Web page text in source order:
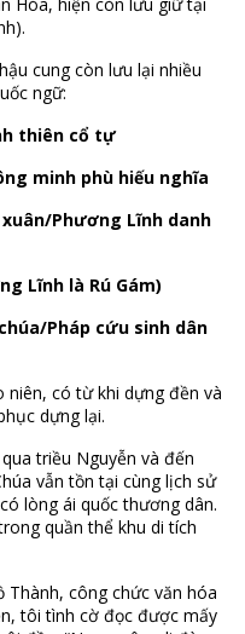
cung còn lưu lại nhiều
ngữ:
thiên cổ tự
minh phù hiếu nghĩa
Phương Lĩnh danh
Lĩnh là Rú Gám)
Pháp cứu sinh dân
niên, có từ khi dựng đền và
dựng lại.
triều Nguyễn và đến
vẫn tồn tại cùng lịch sử
lòng ái quốc thương dân.
quần thể khu di tích
Thành, công chức văn hóa
tôi tình cờ đọc được mấy